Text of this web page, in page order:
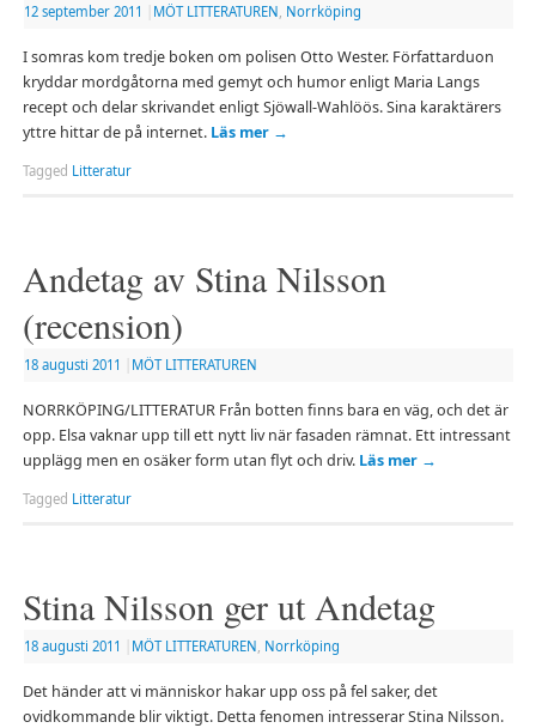
12 september 2011 MÖT LITTERATUREN Norrköping
I somras kom tredje boken om polisen Otto Wester. Författarduon
kryddar mordgåtorna med gemyt och humor enligt Maria Langs
recept och delar skrivandet enligt Sjöwall-Wahlöös. Sina karaktärers
yttre hittar de på internet. Läs mer →
Tagged Litteratur
Andetag av Stina Nilsson
(recension)
18 augusti 2011 MÖT LITTERATUREN
NORRKÖPING/LITTERATUR Från botten finns bara en väg, och det är
opp. Elsa vaknar upp till ett nytt liv när fasaden rämnat. Ett intressant
upplägg men en osäker form utan flyt och driv. Läs mer →
Tagged Litteratur
Stina Nilsson ger ut Andetag
18 augusti 2011 MÖT LITTERATUREN, Norrköping
Det händer att vi människor hakar upp oss på fel saker, det
ovidkommande blir viktigt. Detta fenomen intresserar Stina Nilsson.